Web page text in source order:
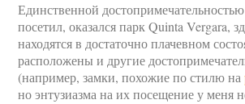
Единственной
посетил, оказался парк Quinta Vergara,
находятся в достаточно плачевном
расположены и другие
(например, замки, похожие по стилю на
но энтузиазма на их посещение у меня